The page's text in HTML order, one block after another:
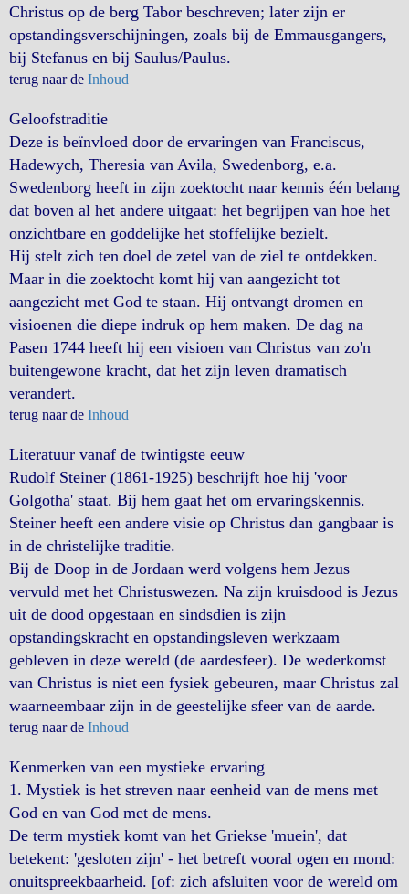
Christus op de berg Tabor beschreven; later zijn er
opstandingsverschijningen, zoals bij de Emmausgangers,
bij Stefanus en bij Saulus/Paulus.
terug naar de Inhoud
Geloofstraditie
Deze is beïnvloed door de ervaringen van Franciscus,
Hadewych, Theresia van Avila, Swedenborg, e.a.
Swedenborg heeft in zijn zoektocht naar kennis één belang
dat boven al het andere uitgaat: het begrijpen van hoe het
onzichtbare en goddelijke het stoffelijke bezielt.
Hij stelt zich ten doel de zetel van de ziel te ontdekken.
Maar in die zoektocht komt hij van aangezicht tot
aangezicht met God te staan. Hij ontvangt dromen en
visioenen die diepe indruk op hem maken. De dag na
Pasen 1744 heeft hij een visioen van Christus van zo'n
buitengewone kracht, dat het zijn leven dramatisch
verandert.
terug naar de Inhoud
Literatuur vanaf de twintigste eeuw
Rudolf Steiner (1861-1925) beschrijft hoe hij 'voor
Golgotha' staat. Bij hem gaat het om ervaringskennis.
Steiner heeft een andere visie op Christus dan gangbaar is
in de christelijke traditie.
Bij de Doop in de Jordaan werd volgens hem Jezus
vervuld met het Christuswezen. Na zijn kruisdood is Jezus
uit de dood opgestaan en sindsdien is zijn
opstandingskracht en opstandingsleven werkzaam
gebleven in deze wereld (de aardesfeer). De wederkomst
van Christus is niet een fysiek gebeuren, maar Christus zal
waarneembaar zijn in de geestelijke sfeer van de aarde.
terug naar de Inhoud
Kenmerken van een mystieke ervaring
1. Mystiek is het streven naar eenheid van de mens met
God en van God met de mens.
De term mystiek komt van het Griekse 'muein', dat
betekent: 'gesloten zijn' - het betreft vooral ogen en mond:
onuitspreekbaarheid. [of: zich afsluiten voor de wereld om